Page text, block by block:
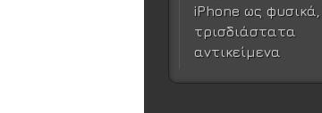
iPhone ως φυσικά,
τρισδιάστατα
αντικείμενα